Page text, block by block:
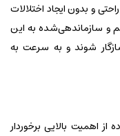
و بدون ایجاد اختلالات
و سازماندهی‌شده به این
شوند و به سرعت به
اهمیت بالایی برخوردار